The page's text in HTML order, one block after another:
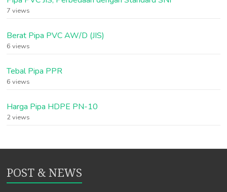
7 views
Berat Pipa PVC AW/D (JIS)
6 views
Tebal Pipa PPR
6 views
Harga Pipa HDPE PN-10
2 views
POST & NEWS